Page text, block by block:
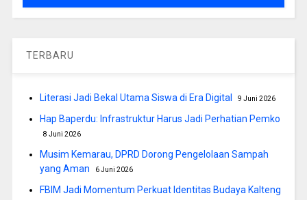
TERBARU
Literasi Jadi Bekal Utama Siswa di Era Digital 9 Juni 2026
Hap Baperdu: Infrastruktur Harus Jadi Perhatian Pemko
8 Juni 2026
Musim Kemarau, DPRD Dorong Pengelolaan Sampah
yang Aman
6 Juni 2026
FBIM Jadi Momentum Perkuat Identitas Budaya Kalteng